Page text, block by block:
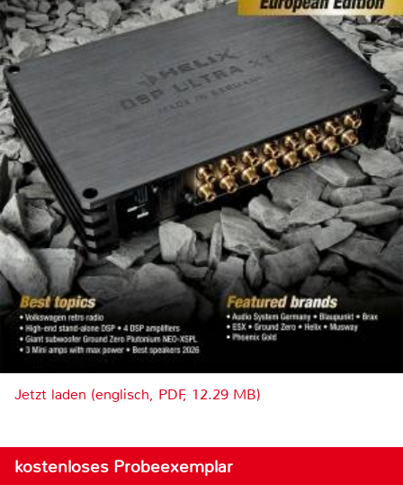
Jetzt laden (englisch, PDF, 12.29 MB)
kostenloses Probeexemplar